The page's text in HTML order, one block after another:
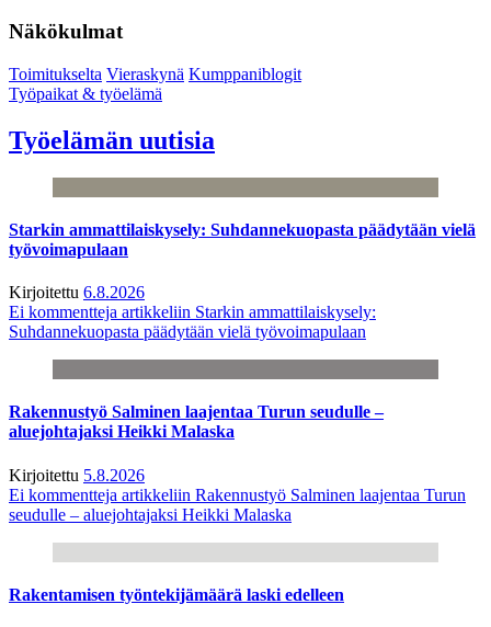
Näkökulmat
Toimitukselta Vieraskynä Kumppaniblogit
Työpaikat & työelämä
Työelämän uutisia
Starkin ammattilaiskysely: Suhdannekuopasta päädytään vielä
työvoimapulaan
Kirjoitettu 6.8.2026
Ei kommentteja artikkeliin Starkin ammattilaiskysely:
Suhdannekuopasta päädytään vielä työvoimapulaan
Rakennustyö Salminen laajentaa Turun seudulle –
aluejohtajaksi Heikki Malaska
Kirjoitettu 5.8.2026
Ei kommentteja artikkeliin Rakennustyö Salminen laajentaa Turun
seudulle – aluejohtajaksi Heikki Malaska
Rakentamisen työntekijämäärä laski edelleen